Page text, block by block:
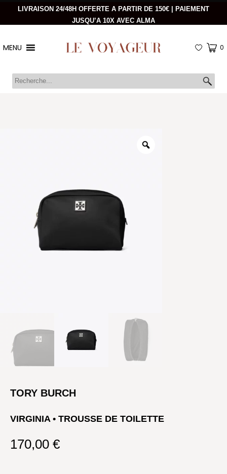
LIVRAISON 24/48H OFFERTE A PARTIR DE 150€ | PAIEMENT
JUSQU’A 10X AVEC ALMA
MENU 0
TORY BURCH
VIRGINIA • TROUSSE DE TOILETTE
170,00 €